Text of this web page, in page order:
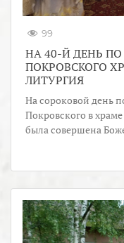
99
НА 40-Й ДЕНЬ
ПОКРОВСКОГО
ЛИТУРГИЯ
На сороковой день
Покровского в
была совершена